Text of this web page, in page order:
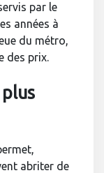
par le
années à
du métro,
des prix.
abriter de